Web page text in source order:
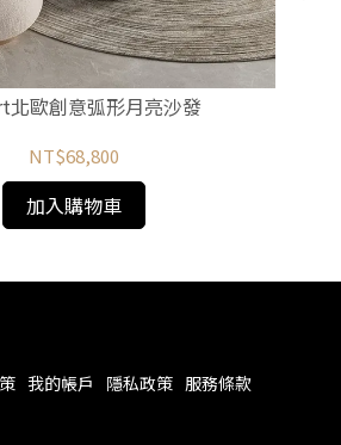
北歐創意弧形月亮沙發
NT$68,800
加入購物車
我的帳戶 隱私政策 服務條款